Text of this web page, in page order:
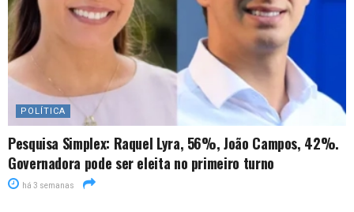
POLÍTICA
Pesquisa Simplex: Raquel Lyra, 56%, João Campos, 42%.
Governadora pode ser eleita no primeiro turno
há 3 semanas